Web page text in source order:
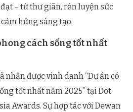
– từ thư giãn, rèn luyện sức
hứng sáng tạo.
cách sống tốt nhất
nhận được vinh danh “Dự án có
tốt nhất năm 2025” tại Dot
Awards. Sự hợp tác với Dewan